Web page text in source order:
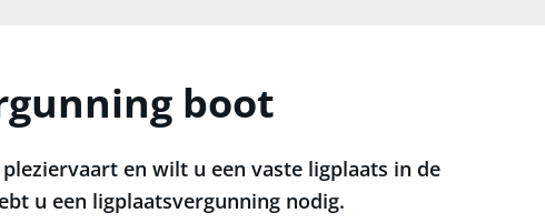
boot
en wilt u een vaste ligplaats in de
u een ligplaatsvergunning nodig.